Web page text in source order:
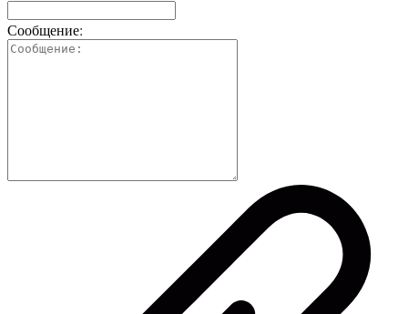
Сообщение: